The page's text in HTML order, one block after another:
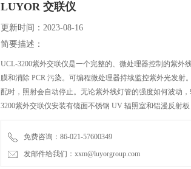
LUYOR 交联仪
更新时间：2023-08-16
简要描述：
UCL-3200紫外交联仪是一个完整的、微处理器控制的紫外
膜和消除 PCR 污染。可编程微处理器持续监控紫外光发射
配时，照射会自动停止。无论紫外线灯管的强度如何波动
3200紫外交联仪安装有镜面不锈钢 UV 辐照室和铝漫反射
上海路阳
免费咨询：86-021-57600349
发邮件给我们：xxm@luyorgroup.com